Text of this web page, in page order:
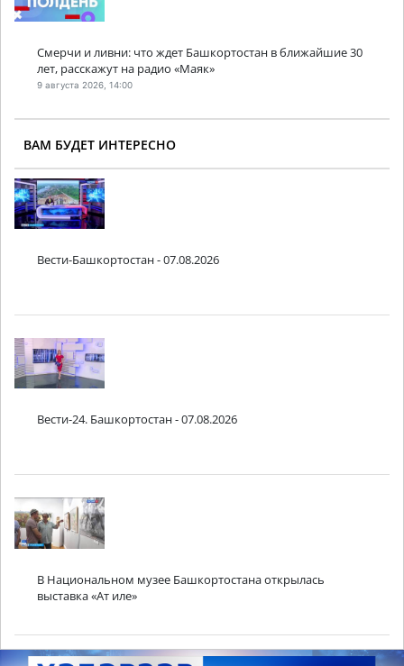
Смерчи и ливни: что ждет Башкортостан в ближайшие 30
лет, расскажут на радио «Маяк»
9 августа 2026, 14:00
ВАМ БУДЕТ ИНТЕРЕСНО
Вести-Башкортостан - 07.08.2026
Вести-24. Башкортостан - 07.08.2026
В Национальном музее Башкортостана открылась
выставка «Ат иле»